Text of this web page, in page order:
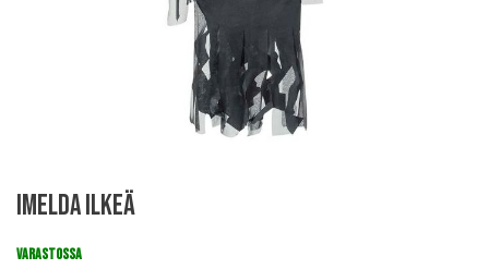
to
beginning
Imelda Ilkeä
VARASTOSSA